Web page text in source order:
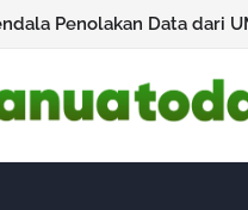
Penolakan Data dari
Pajak